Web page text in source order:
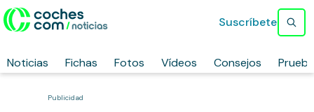
Noticias Fichas Fotos Vídeos Consejos
Suscríbete
Publicidad